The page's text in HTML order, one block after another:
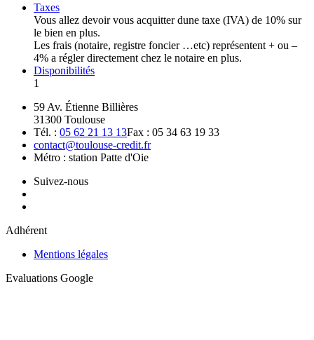
Taxes
Vous allez devoir vous acquitter dune taxe (IVA) de 10% sur
le bien en plus.
Les frais (notaire, registre foncier …etc) représentent + ou –
4% a régler directement chez le notaire en plus.
Disponibilités
1
59 Av. Étienne Billières
31300 Toulouse
Tél. : 05 62 21 13 13Fax : 05 34 63 19 33
contact@toulouse-credit.fr
Métro : station Patte d'Oie
Suivez-nous
Adhérent
Mentions légales
Evaluations Google